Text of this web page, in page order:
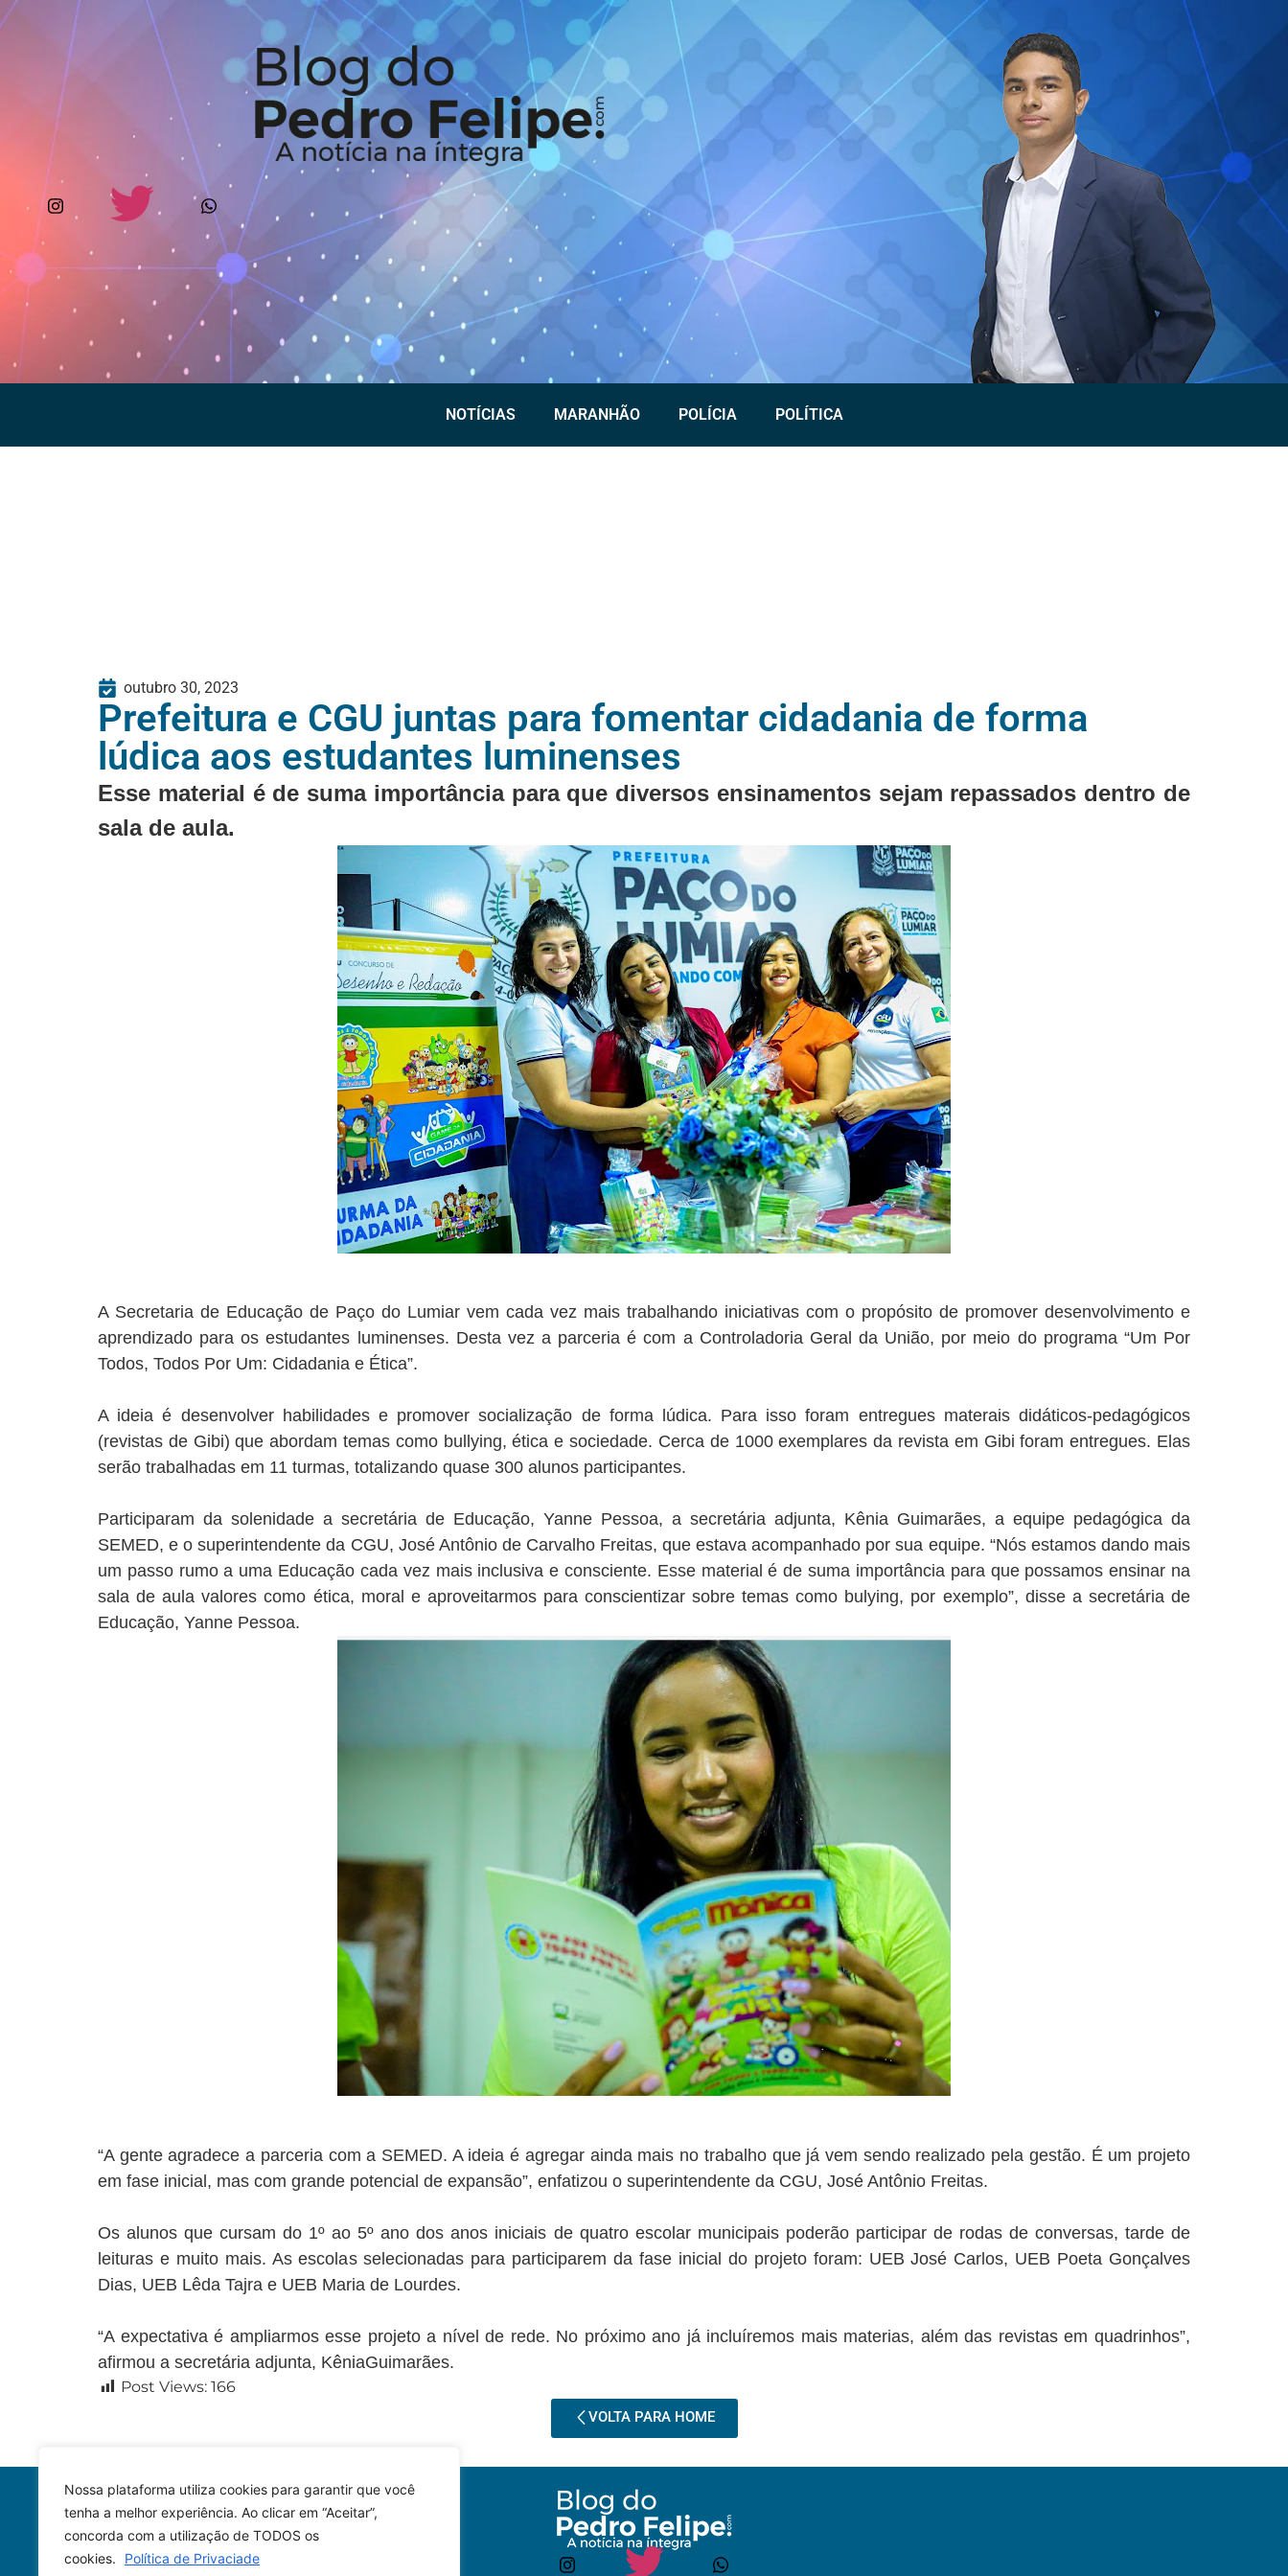
Nossa plataforma utiliza cookies para garantir que você
tenha a melhor experiência. Ao clicar em “Aceitar”,
concorda com a utilização de TODOS os
cookies.
Política de Privaciade
NOTÍCIAS MARANHÃO POLÍCIA POLÍTICA
outubro 30, 2023
Prefeitura e CGU juntas para fomentar cidadania de forma
lúdica aos estudantes luminenses
Esse material é de suma importância para que diversos ensinamentos sejam repassados dentro de
sala de aula.
A Secretaria de Educação de Paço do Lumiar vem cada vez mais trabalhando iniciativas com o propósito de promover desenvolvimento e
aprendizado para os estudantes luminenses. Desta vez a parceria é com a Controladoria Geral da União, por meio do programa “Um Por
Todos, Todos Por Um: Cidadania e Ética”.
A ideia é desenvolver habilidades e promover socialização de forma lúdica. Para isso foram entregues materais didáticos-pedagógicos
(revistas de Gibi) que abordam temas como bullying, ética e sociedade. Cerca de 1000 exemplares da revista em Gibi foram entregues. Elas
serão trabalhadas em 11 turmas, totalizando quase 300 alunos participantes.
Participaram da solenidade a secretária de Educação, Yanne Pessoa, a secretária adjunta, Kênia Guimarães, a equipe pedagógica da
SEMED, e o superintendente da CGU, José Antônio de Carvalho Freitas, que estava acompanhado por sua equipe. “Nós estamos dando mais
um passo rumo a uma Educação cada vez mais inclusiva e consciente. Esse material é de suma importância para que possamos ensinar na
sala de aula valores como ética, moral e aproveitarmos para conscientizar sobre temas como bulying, por exemplo”, disse a secretária de
Educação, Yanne Pessoa.
“A gente agradece a parceria com a SEMED. A ideia é agregar ainda mais no trabalho que já vem sendo realizado pela gestão. É um projeto
em fase inicial, mas com grande potencial de expansão”, enfatizou o superintendente da CGU, José Antônio Freitas.
Os alunos que cursam do 1º ao 5º ano dos anos iniciais de quatro escolar municipais poderão participar de rodas de conversas, tarde de
leituras e muito mais. As escolas selecionadas para participarem da fase inicial do projeto foram: UEB José Carlos, UEB Poeta Gonçalves
Dias, UEB Lêda Tajra e UEB Maria de Lourdes.
“A expectativa é ampliarmos esse projeto a nível de rede. No próximo ano já incluíremos mais materias, além das revistas em quadrinhos”,
afirmou a secretária adjunta, KêniaGuimarães.
Post Views: 166
VOLTA PARA HOME